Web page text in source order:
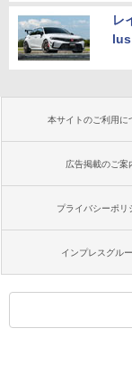
レ
lus
本サイトのご利用に
広告掲載のご案
プライバシーポリ
インプレスグル